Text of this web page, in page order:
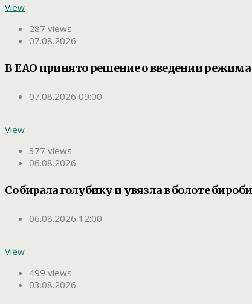
View
287 views
07.08.2026
В ЕАО принято решение о введении
07.08.2026 09:00
View
377 views
06.08.2026
Собирала голубику и увязла в болоте
06.08.2026 12:00
View
499 views
03.08.2026